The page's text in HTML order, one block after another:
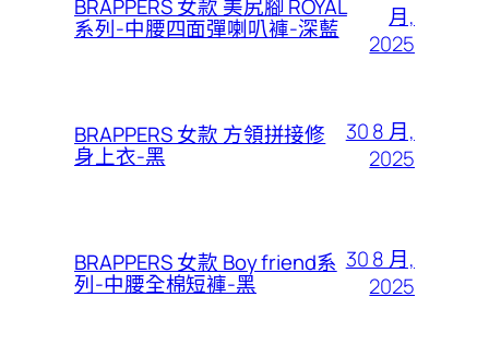
BRAPPERS 女款 美尻腳 ROYAL
系列-中腰四面彈喇叭褲-深藍
月,
2025
BRAPPERS 女款 方領拼接修
身上衣-黑
30 8 月,
2025
BRAPPERS 女款 Boy friend系
列-中腰全棉短褲-黑
30 8 月,
2025